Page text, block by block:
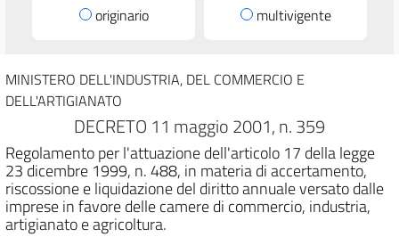
originario multivigente
MINISTERO DELL'INDUSTRIA, DEL COMMERCIO E
DELL'ARTIGIANATO
DECRETO 11 maggio 2001, n. 359
Regolamento per l'attuazione dell'articolo 17 della legge
23 dicembre 1999, n. 488, in materia di accertamento,
riscossione e liquidazione del diritto annuale versato dalle
imprese in favore delle camere di commercio, industria,
artigianato e agricoltura.